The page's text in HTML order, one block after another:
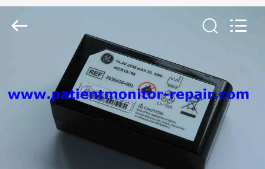
পণ্য
YIGU
Equipment
Service